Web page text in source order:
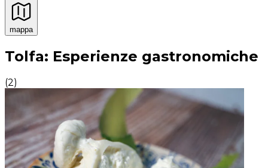
mappa
Esperienze culinarie indimenticabili: Esperienze
Tolfa: Esperienze gastronomiche
(2)